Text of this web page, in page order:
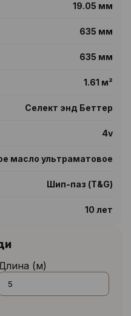
19.05 мм
635 мм
635 мм
1.61 м²
Селект энд Беттер
4v
масло ультраматовое
Шип-паз (T&G)
10 лет
(м)